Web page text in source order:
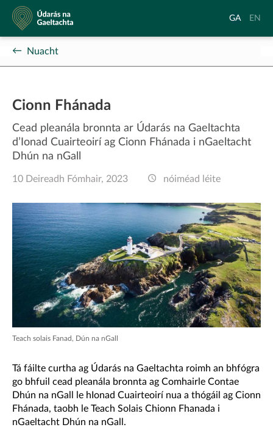
Údarás
na
Gaeltachta
Aistrigh
Gaeilge
GA
to
EN
Nuacht
Cionn Fhánada
Cead pleanála bronnta ar Údarás na Gaeltachta
d’Ionad Cuairteoirí ag Cionn Fhánada i nGaeltacht
Dhún na nGall
10 Deireadh Fómhair, 2023 nóiméad léite
Teach solais Fanad, Dún na nGall
Tá fáilte curtha ag Údarás na Gaeltachta roimh an bhfógra
go bhfuil cead pleanála bronnta ag Comhairle Contae
Dhún na nGall le hIonad Cuairteoirí nua a thógáil ag Cionn
Fhánada, taobh le Teach Solais Chionn Fhanada i
nGaeltacht Dhún na nGall.